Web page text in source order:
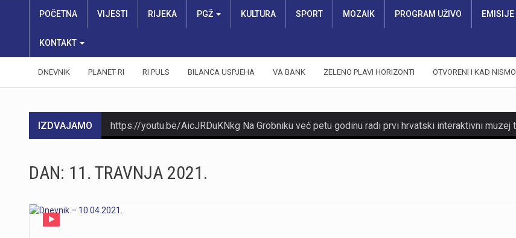
POČETNA VIJESTI RIJEKA PGŽ KULTURA SPORT MOZAIK PROGRAM UŽIVO EMISIJE
KONTAKT
DNEVNIK PLANET RI RI PULS BILANCA USPJEHA VA BANK ZELENO PLAVI HORIZONTI OTVORENI I KAD NISMO
IZDVAJAMO
DAN: 11. TRAVNJA 2021.